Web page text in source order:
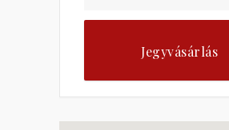
Jegyvásárlás